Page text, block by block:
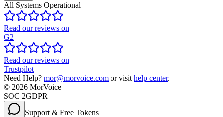
All Systems Operational
Read our reviews on
G2
Read our reviews on
Trustpilot
Need Help? mor@morvoice.com or visit help center.
© 2026 MorVoice
SOC 2GDPR
Support & Free Tokens